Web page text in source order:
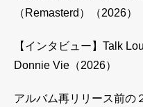
（Remasterd）（2026）
【インタビュー】Talk
Donnie Vie（2026）
アルバム再リリース前の